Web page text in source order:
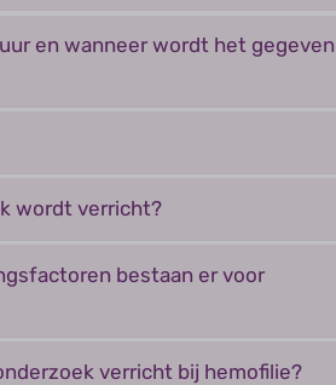
en wanneer wordt het gegeven
wordt verricht?
bestaan er voor
verricht bij hemofilie?